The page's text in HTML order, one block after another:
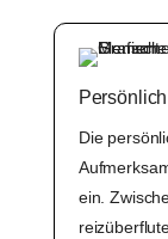
Persönlich
Die
ein.